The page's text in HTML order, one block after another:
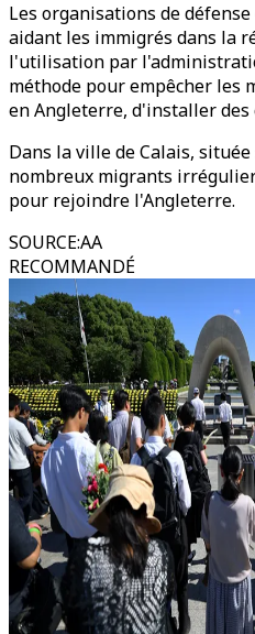
Les organisations de
aidant les immigrés dans la
l'utilisation par
méthode pour empêcher les
en Angleterre, d'installer des
Dans la ville de Calais,
nombreux migrants
pour rejoindre l'Angleterre.
SOURCE:AA
RECOMMANDÉ